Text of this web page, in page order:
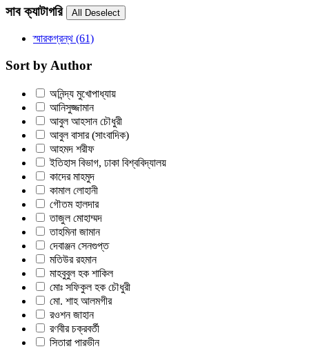
সাব ক্যাটাগরি
স্মারকগ্রন্থ (61)
Sort by Author
অনিন্দ্য মুখোপাধ্যায়
আনিসুজ্জামান
আবুল আহসান চৌধুরী
আবুল বাসার (সাংবাদিক)
আহমদ শরীফ
ইতিহাস বিভাগ, ঢাকা বিশ্ববিদ্যালয়
কাদের মাহমুদ
কামাল লোহানী
গৌতম হালদার
তাজুল মোহাম্মদ
তাহমিনা জামান
দেবাঞ্জন সেনগুপ্ত
মতিউর রহমান
মাহবুবুল হক শাকিল
মোঃ সফিকুল হক চৌধুরী
মো. শাহ আলমগীর
রওশন জাহান
রণবীর চক্রবর্তী
সিতারা পারভীন